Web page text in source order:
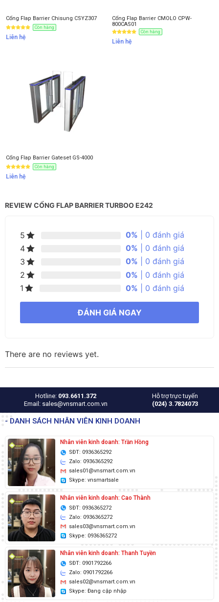
Cổng Flap Barrier Chisung CSYZ307
Còn hàng
Liên hệ
Cổng Flap Barrier CMOLO CPW-
800CAS01
Còn hàng
Liên hệ
Cổng Flap Barrier Gateset GS-4000
Còn hàng
Liên hệ
REVIEW CỔNG FLAP BARRIER TURBOO E242
5 0% | 0 đánh giá
4
0% | 0 đánh giá
3
0% | 0 đánh giá
2
0% | 0 đánh giá
1
0% | 0 đánh giá
ĐÁNH GIÁ NGAY
There are no reviews yet.
Hotline: 093.6611.372
Email: sales@vnsmart.com.vn
Hỗ trợ trực tuyến
(024) 3.7824073
- DANH SÁCH NHÂN VIÊN KINH DOANH
Nhân viên kinh doanh: Trần Hồng
SĐT: 0936365292
Zalo: 0936365292
sales01@vnsmart.com.vn
Skype: vnsmartsale
Nhân viên kinh doanh: Cao Thành
SĐT: 0936365272
Zalo: 0936365272
sales03@vnsmart.com.vn
Skype: 0936365272
Nhân viên kinh doanh: Thanh Tuyền
SĐT: 0901792266
Zalo: 0901792266
sales02@vnsmart.com.vn
Skype: Đang cập nhập